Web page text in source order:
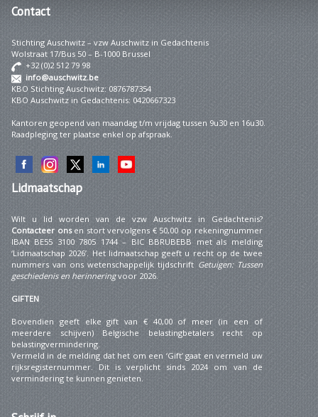
Contact
Stichting Auschwitz – vzw Auschwitz in Gedachtenis
Wolstraat 17/Bus 50 – B-1000 Brussel
+32 (0)2 512 79 98
info@auschwitz.be
KBO Stichting Auschwitz: 0876787354
KBO Auschwitz in Gedachtenis: 0420667323
Kantoren geopend van maandag t/m vrijdag tussen 9u30 en 16u30.
Raadpleging ter plaatse enkel op afspraak.
Lidmaatschap
Wilt u lid worden van de vzw Auschwitz in Gedachtenis?
Contacteer onsen stort vervolgens € 50,00 op rekeningnummer
IBAN BE55 3100 7805 1744 – BIC BBRUBEBB met als melding
‘Lidmaatschap 2026’. Het lidmaatschap geeft u recht op de twee
nummers van ons wetenschappelijk tijdschrift Getuigen: Tussen
geschiedenis en herinneringvoor 2026.
GIFTEN
Bovendien geeft elke gift van € 40,00 of meer (in een of
meerdere schijven) Belgische belastingbetalers recht op
belastingvermindering.
Vermeld in de melding dat het om een ‘Gift’ gaat en vermeld uw
rijksregisternummer. Dit is verplicht sinds 2024 om van de
vermindering te kunnen genieten.